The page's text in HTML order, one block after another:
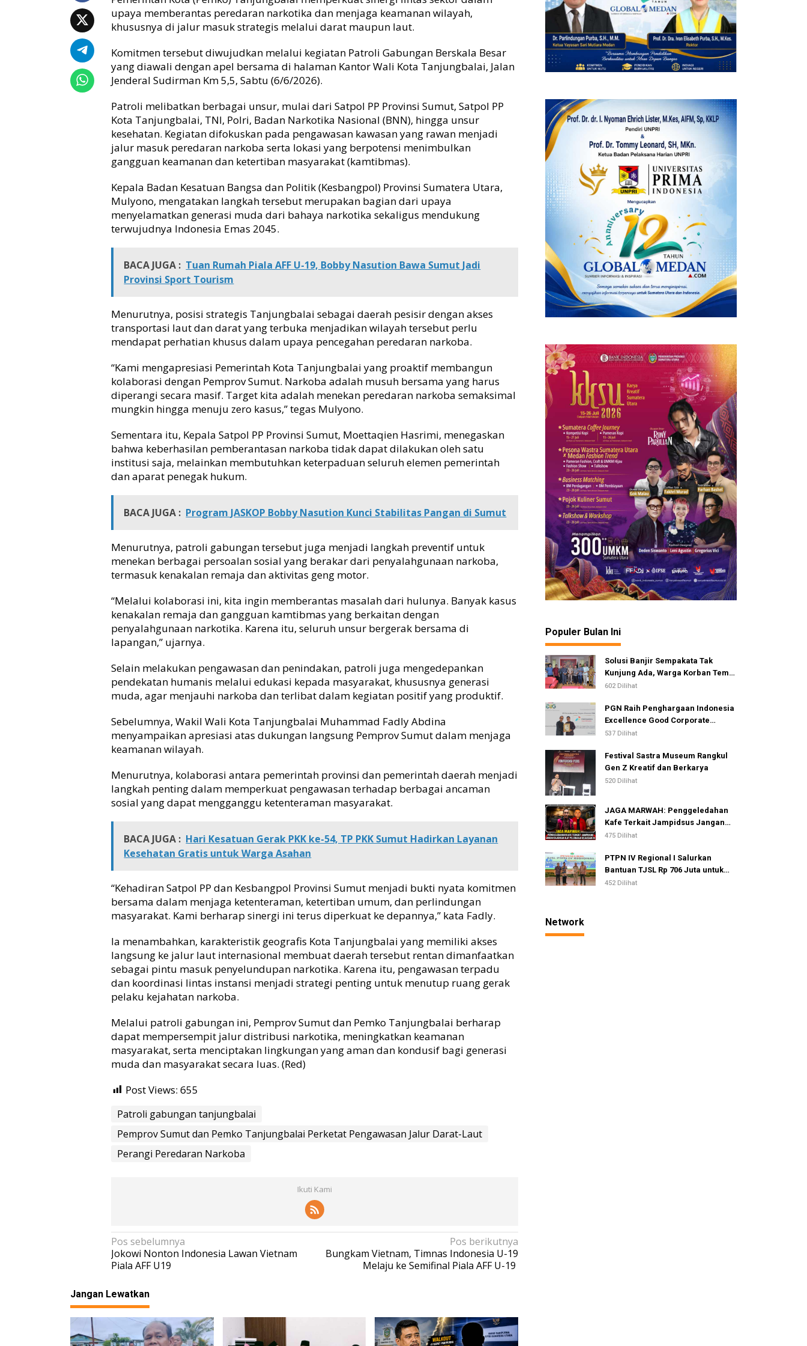
P
e
a
w
a
a
n
J
l
u
D
a
r
a
L
a
u
,
e
r
n
g
i
P
r
e
d
a
r
N
k
o
b
upaya memberantas peredaran narkotika dan menjaga keamanan wilayah,
khususnya di jalur masuk strategis melalui darat maupun laut.
Komitmen tersebut diwujudkan melalui kegiatan Patroli Gabungan Berskala Besar
yang diawali dengan apel bersama di halaman Kantor Wali Kota Tanjungbalai, Jalan
Jenderal Sudirman Km 5,5, Sabtu (6/6/2026).
Patroli melibatkan berbagai unsur, mulai dari Satpol PP Provinsi Sumut, Satpol PP
Kota Tanjungbalai, TNI, Polri, Badan Narkotika Nasional (BNN), hingga unsur
kesehatan. Kegiatan difokuskan pada pengawasan kawasan yang rawan menjadi
jalur masuk peredaran narkoba serta lokasi yang berpotensi menimbulkan
gangguan keamanan dan ketertiban masyarakat (kamtibmas).
Kepala Badan Kesatuan Bangsa dan Politik (Kesbangpol) Provinsi Sumatera Utara,
Mulyono, mengatakan langkah tersebut merupakan bagian dari upaya
menyelamatkan generasi muda dari bahaya narkotika sekaligus mendukung
terwujudnya Indonesia Emas 2045.
BACA JUGA : Tuan Rumah Piala AFF U-19, Bobby Nasution Bawa Sumut Jadi
Provinsi Sport Tourism
Menurutnya, posisi strategis Tanjungbalai sebagai daerah pesisir dengan akses
transportasi laut dan darat yang terbuka menjadikan wilayah tersebut perlu
mendapat perhatian khusus dalam upaya pencegahan peredaran narkoba.
“Kami mengapresiasi Pemerintah Kota Tanjungbalai yang proaktif membangun
kolaborasi dengan Pemprov Sumut. Narkoba adalah musuh bersama yang harus
diperangi secara masif. Target kita adalah menekan peredaran narkoba semaksimal
mungkin hingga menuju zero kasus,” tegas Mulyono.
Sementara itu, Kepala Satpol PP Provinsi Sumut, Moettaqien Hasrimi, menegaskan
bahwa keberhasilan pemberantasan narkoba tidak dapat dilakukan oleh satu
institusi saja, melainkan membutuhkan keterpaduan seluruh elemen pemerintah
dan aparat penegak hukum.
BACA JUGA : Program JASKOP Bobby Nasution Kunci Stabilitas Pangan di Sumut
Menurutnya, patroli gabungan tersebut juga menjadi langkah preventif untuk
menekan berbagai persoalan sosial yang berakar dari penyalahgunaan narkoba,
termasuk kenakalan remaja dan aktivitas geng motor.
“Melalui kolaborasi ini, kita ingin memberantas masalah dari hulunya. Banyak kasus
kenakalan remaja dan gangguan kamtibmas yang berkaitan dengan
penyalahgunaan narkotika. Karena itu, seluruh unsur bergerak bersama di
lapangan,” ujarnya.
Selain melakukan pengawasan dan penindakan, patroli juga mengedepankan
pendekatan humanis melalui edukasi kepada masyarakat, khususnya generasi
muda, agar menjauhi narkoba dan terlibat dalam kegiatan positif yang produktif.
Sebelumnya, Wakil Wali Kota Tanjungbalai Muhammad Fadly Abdina
menyampaikan apresiasi atas dukungan langsung Pemprov Sumut dalam menjaga
keamanan wilayah.
Menurutnya, kolaborasi antara pemerintah provinsi dan pemerintah daerah menjadi
langkah penting dalam memperkuat pengawasan terhadap berbagai ancaman
sosial yang dapat mengganggu ketenteraman masyarakat.
BACA JUGA : Hari Kesatuan Gerak PKK ke-54, TP PKK Sumut Hadirkan Layanan
Kesehatan Gratis untuk Warga Asahan
“Kehadiran Satpol PP dan Kesbangpol Provinsi Sumut menjadi bukti nyata komitmen
bersama dalam menjaga ketenteraman, ketertiban umum, dan perlindungan
masyarakat. Kami berharap sinergi ini terus diperkuat ke depannya,” kata Fadly.
Ia menambahkan, karakteristik geografis Kota Tanjungbalai yang memiliki akses
langsung ke jalur laut internasional membuat daerah tersebut rentan dimanfaatkan
sebagai pintu masuk penyelundupan narkotika. Karena itu, pengawasan terpadu
dan koordinasi lintas instansi menjadi strategi penting untuk menutup ruang gerak
pelaku kejahatan narkoba.
Melalui patroli gabungan ini, Pemprov Sumut dan Pemko Tanjungbalai berharap
dapat mempersempit jalur distribusi narkotika, meningkatkan keamanan
masyarakat, serta menciptakan lingkungan yang aman dan kondusif bagi generasi
muda dan masyarakat secara luas. (Red)
Post Views: 655
Patroli gabungan tanjungbalai
Pemprov Sumut dan Pemko Tanjungbalai Perketat Pengawasan Jalur Darat-Laut
Perangi Peredaran Narkoba
Ikuti Kami
N
a
i
g
a
Pos sebelumnya
Jokowi Nonton Indonesia Lawan Vietnam
Piala AFF U19
Pos berikutnya
Bungkam Vietnam, Timnas Indonesia U-19
Melaju ke Semifinal Piala AFF U-19
Jangan Lewatkan
Populer Bulan Ini
Solusi Banjir Sempakata Tak
Kunjung Ada, Warga Korban Temui
Ketua DPRD Kota Medan
602 Dilihat
PGN Raih Penghargaan Indonesia
Excellence Good Corporate
Governance Awards 2026
537 Dilihat
Festival Sastra Museum Rangkul
Gen Z Kreatif dan Berkarya
520 Dilihat
JAGA MARWAH: Penggeledahan
Kafe Terkait Jampidsus Jangan
Dijadikan Alat Pelemahan
475 Dilihat
PTPN IV Regional I Salurkan
Bantuan TJSL Rp 706 Juta untuk
Pembangunan Sosial
452 Dilihat
Network